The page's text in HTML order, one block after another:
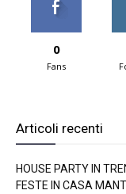
0
Fans
Articoli recenti
HOUSE PARTY IN
FESTE IN CASA